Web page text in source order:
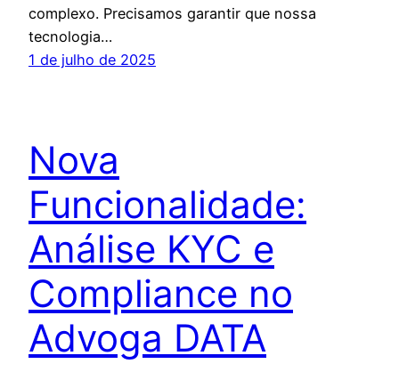
complexo. Precisamos garantir que nossa
tecnologia…
1 de julho de 2025
Nova
Funcionalidade:
Análise KYC e
Compliance no
Advoga DATA